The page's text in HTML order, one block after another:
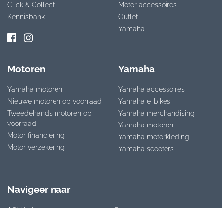
Click & Collect
Kennisbank
Motor accessoires
Outlet
Yamaha
Motoren
Yamaha motoren
Nieuwe motoren op voorraad
Tweedehands motoren op
voorraad
Motor financiering
Motor verzekering
Yamaha
Yamaha accessoires
Yamaha e-bikes
Yamaha merchandising
Yamaha motoren
Yamaha motorkleding
Yamaha scooters
Navigeer naar